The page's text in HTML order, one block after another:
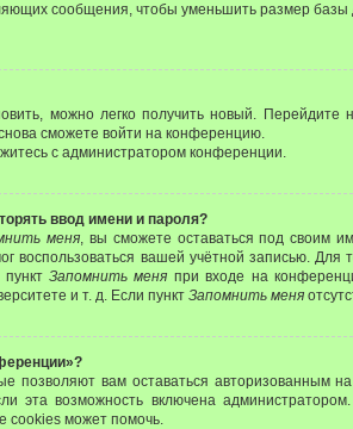
сообщения, чтобы уменьшить размер
можно легко получить новый.
сможете войти на конференцию.
с администратором конференции.
ввод имени и пароля?
меня, вы сможете оставаться под своим
воспользоваться вашей учётной записью.
Запомнить меня при входе на
и т. д. Если пункт Запомнить меня
позволяют вам оставаться авторизованным
эта возможность включена
cookies может помочь.